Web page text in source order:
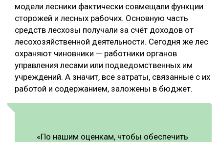
модели лесники фактически совмещали функции
сторожей и лесных рабочих. Основную часть
средств лесхозы получали за счёт доходов от
лесохозяйственной деятельности. Сегодня же лес
охраняют чиновники — работники органов
управления лесами или подведомственных им
учреждений. А значит, все затраты, связанные с их
работой и содержанием, заложены в бюджет.
«По нашим оценкам, чтобы обеспечить